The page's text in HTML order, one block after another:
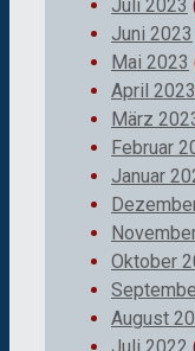
Juli 2023
Juni 2023
Mai 2023
April 2023
März
Februar
Januar
Oktober
August
Juli 2022